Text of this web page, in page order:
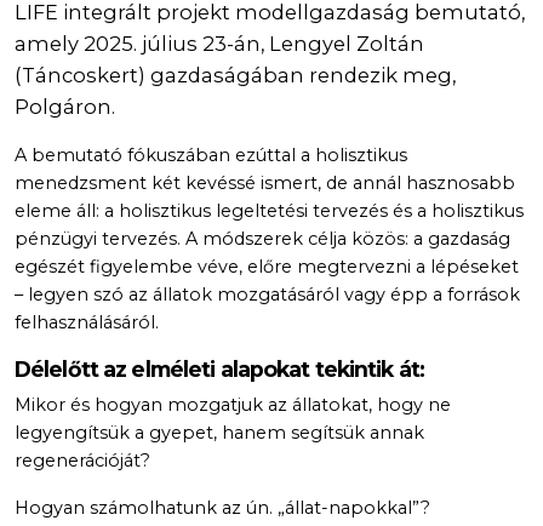
LIFE integrált projekt modellgazdaság bemutató,
amely 2025. július 23-án, Lengyel Zoltán
(Táncoskert) gazdaságában rendezik meg,
Polgáron.
A bemutató fókuszában ezúttal a holisztikus
menedzsment két kevéssé ismert, de annál hasznosabb
eleme áll: a holisztikus legeltetési tervezés és a holisztikus
pénzügyi tervezés. A módszerek célja közös: a gazdaság
egészét figyelembe véve, előre megtervezni a lépéseket
– legyen szó az állatok mozgatásáról vagy épp a források
felhasználásáról.
Délelőtt az elméleti alapokat tekintik át:
Mikor és hogyan mozgatjuk az állatokat, hogy ne
legyengítsük a gyepet, hanem segítsük annak
regenerációját?
Hogyan számolhatunk az ún. „állat-napokkal”?